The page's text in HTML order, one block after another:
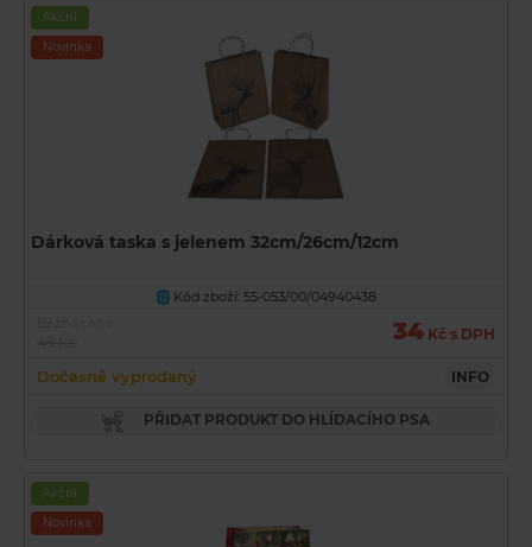
Akční
Novinka
Dárková taska s jelenem 32cm/26cm/12cm
U Kód zboží: 55-053/00/04940438
34 Kč s DPH
Dočasně vyprodaný INFO
PŘIDAT PRODUKT DO HLÍDACÍHO PSA
Akční
Novinka